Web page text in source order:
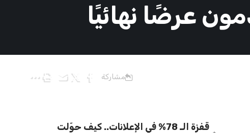
عرضًا نهائيًا
مشاركة
قفزة الـ 78% في الإعلانات.. كيف حوّلت